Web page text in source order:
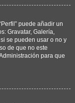
puede añadir un
Gravatar, Galería,
se pueden usar o no y
de que no este
para que